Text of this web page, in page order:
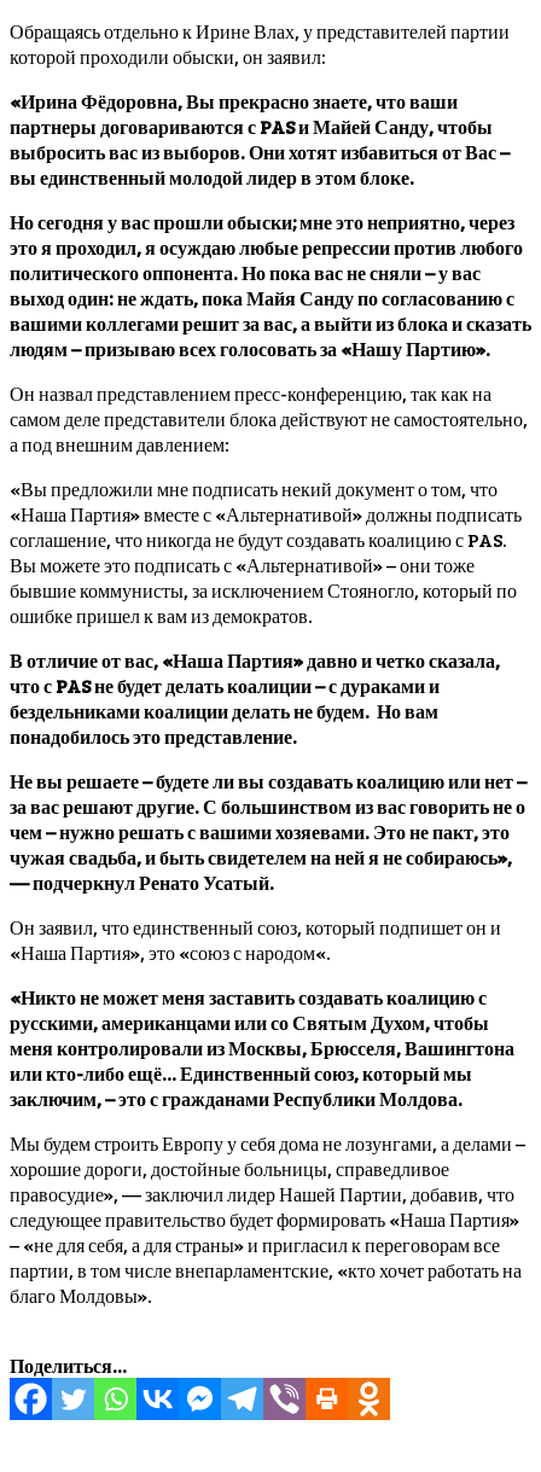
Обращаясь отдельно к Ирине Влах, у представителей партии
которой проходили обыски, он заявил:
«Ирина Фёдоровна, Вы прекрасно знаете, что ваши
партнеры договариваются с PAS и Майей Санду, чтобы
выбросить вас из выборов. Они хотят избавиться от Вас –
вы единственный молодой лидер в этом блоке.
Но сегодня у вас прошли обыски; мне это неприятно, через
это я проходил, я осуждаю любые репрессии против любого
политического оппонента. Но пока вас не сняли – у вас
выход один: не ждать, пока Майя Санду по согласованию с
вашими коллегами решит за вас, а выйти из блока и сказать
людям – призываю всех голосовать за «Нашу Партию».
Он назвал представлением пресс-конференцию, так как на
самом деле представители блока действуют не самостоятельно,
а под внешним давлением:
«Вы предложили мне подписать некий документ о том, что
«Наша Партия» вместе с «Альтернативой» должны подписать
соглашение, что никогда не будут создавать коалицию с PAS.
Вы можете это подписать с «Альтернативой» – они тоже
бывшие коммунисты, за исключением Стояногло, который по
ошибке пришел к вам из демократов.
В отличие от вас, «Наша Партия» давно и четко сказала,
что с PAS не будет делать коалиции – с дураками и
бездельниками коалиции делать не будем. Но вам
понадобилось это представление.
Не вы решаете – будете ли вы создавать коалицию или нет –
за вас решают другие. С большинством из вас говорить не о
чем – нужно решать с вашими хозяевами. Это не пакт, это
чужая свадьба, и быть свидетелем на ней я не собираюсь»,
— подчеркнул Ренато Усатый.
Он заявил, что единственный союз, который подпишет он и
«Наша Партия», это «союз с народом«.
«Никто не может меня заставить создавать коалицию с
русскими, американцами или со Святым Духом, чтобы
меня контролировали из Москвы, Брюсселя, Вашингтона
или кто-либо ещё… Единственный союз, который мы
заключим, – это с гражданами Республики Молдова.
Мы будем строить Европу у себя дома не лозунгами, а делами –
хорошие дороги, достойные больницы, справедливое
правосудие», — заключил лидер Нашей Партии, добавив, что
следующее правительство будет формировать «Наша Партия»
– «не для себя, а для страны» и пригласил к переговорам все
партии, в том числе внепарламентские, «кто хочет работать на
благо Молдовы».
Поделиться...